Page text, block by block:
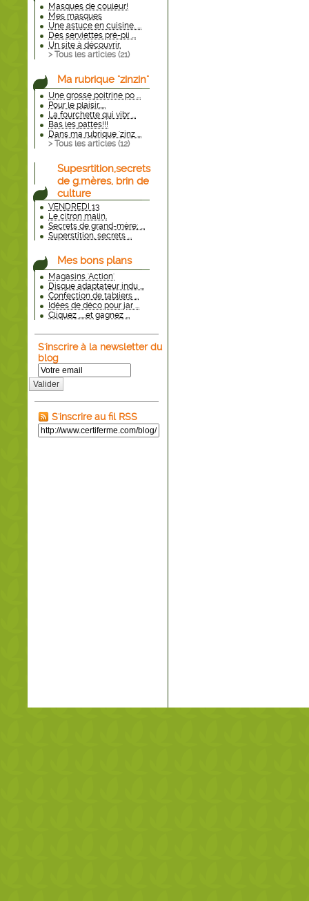
Masques de couleur!
Mes masques
Une astuce en cuisine. ...
Des serviettes pré-pli ...
Un site à découvrir.
> Tous les articles (21)
Ma rubrique "zinzin"
Une grosse poitrine po ...
Pour le plaisir.....
La fourchette qui vibr ...
Bas les pattes!!!
Dans ma rubrique 'zinz ...
> Tous les articles (12)
Supesrtition,secrets
de g.mères, brin de
culture
VENDREDI 13
Le citron malin.
Secrets de grand-mère; ...
Superstition, secrets ...
Mes bons plans
Magasins 'Action'
Disque adaptateur indu ...
Confection de tabliers ...
Idées de déco pour jar ...
Cliquez .....et gagnez ...
S'inscrire à la newsletter du
blog
Valider
S'inscrire au fil RSS